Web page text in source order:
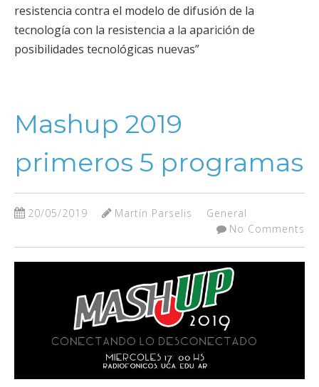
resistencia contra el modelo de difusión de la
tecnología con la resistencia a la aparición de
posibilidades tecnológicas nuevas”
Mashup 2019
primeros 5 programas
20/05/2019 Martín Parselis
General
No Comments